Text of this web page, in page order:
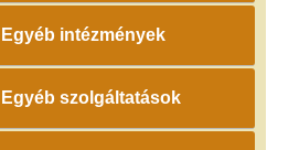
Egyéb intézmények
Egyéb szolgáltatások